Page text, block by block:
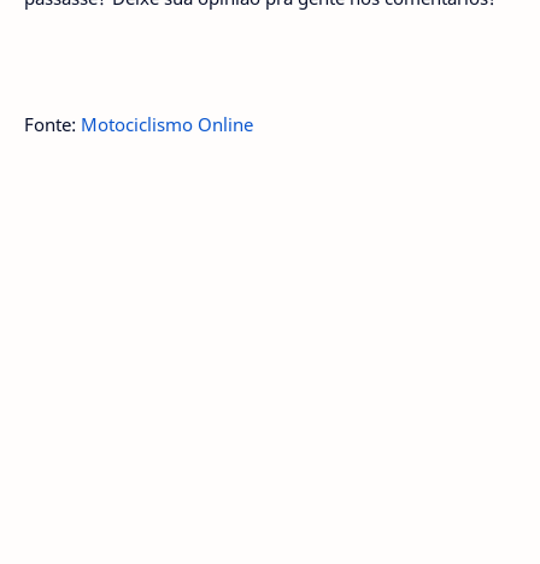
Fonte: Motociclismo Online